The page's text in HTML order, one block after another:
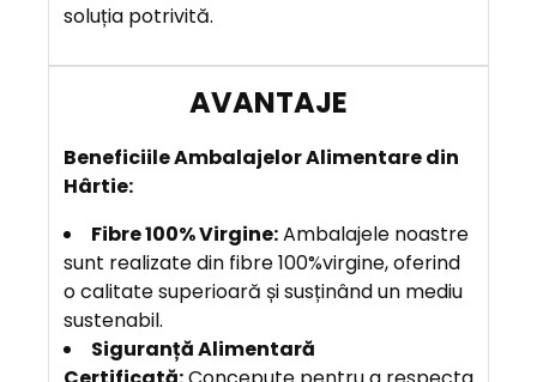
soluția potrivită.
Beneficiile Ambalajelor Alimentare din
Hârtie:
Fibre 100% Virgine:Ambalajele noastre
sunt realizate din fibre 100%virgine, oferind
o calitate superioară și susținând un mediu
sustenabil.
Siguranță Alimentară